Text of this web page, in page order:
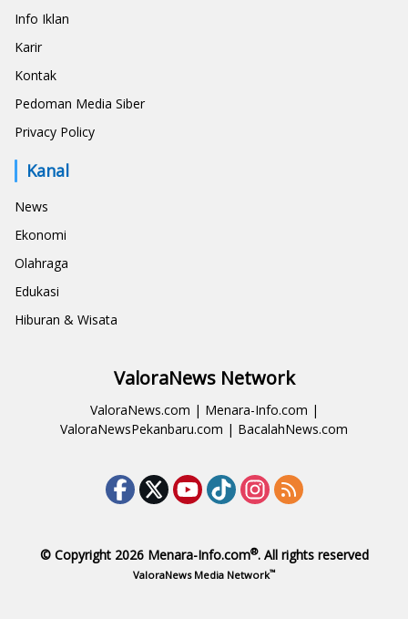
Info Iklan
Karir
Kontak
Pedoman Media Siber
Privacy Policy
Kanal
News
Ekonomi
Olahraga
Edukasi
Hiburan & Wisata
ValoraNews Network
ValoraNews.com | Menara-Info.com |
ValoraNewsPekanbaru.com | BacalahNews.com
© Copyright 2026 Menara-Info.com®. All rights reserved
ValoraNews Media Network™